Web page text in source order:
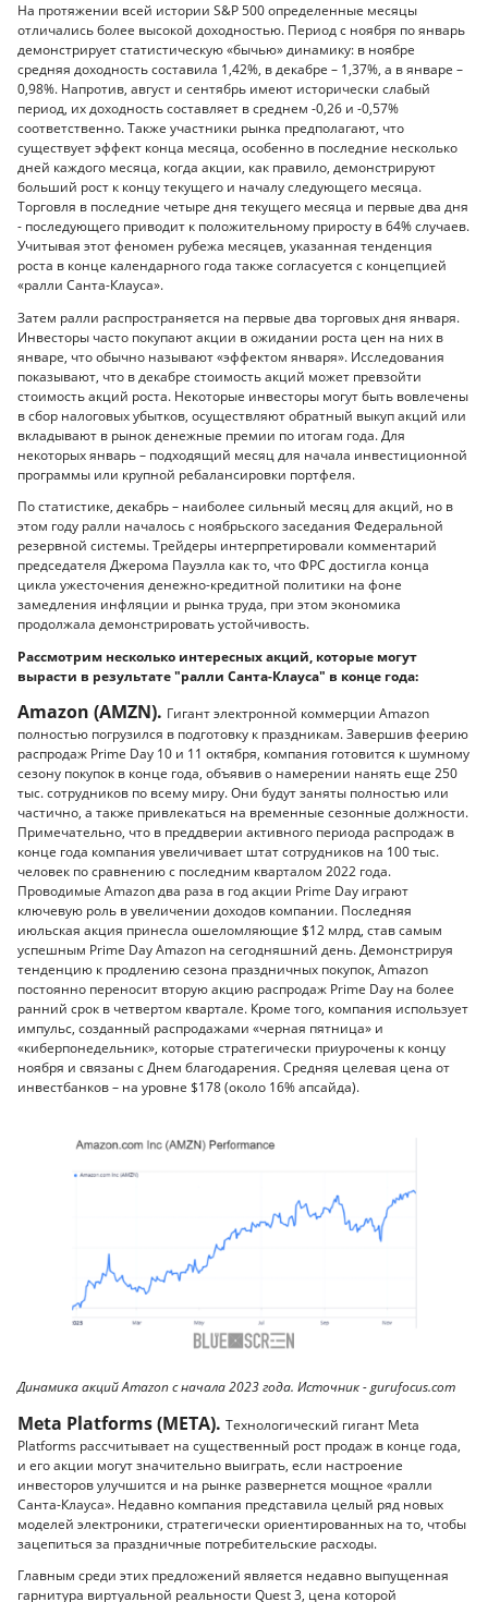
На протяжении всей истории S&P 500 определенные месяцы
отличались более высокой доходностью. Период с ноября по январь
демонстрирует статистическую «бычью» динамику: в ноябре
средняя доходность составила 1,42%, в декабре – 1,37%, а в январе –
0,98%. Напротив, август и сентябрь имеют исторически слабый
период, их доходность составляет в среднем -0,26 и -0,57%
соответственно. Также участники рынка предполагают, что
существует эффект конца месяца, особенно в последние несколько
дней каждого месяца, когда акции, как правило, демонстрируют
больший рост к концу текущего и началу следующего месяца.
Торговля в последние четыре дня текущего месяца и первые два дня
- последующего приводит к положительному приросту в 64% случаев.
Учитывая этот феномен рубежа месяцев, указанная тенденция
роста в конце календарного года также согласуется с концепцией
«ралли Санта-Клауса».
Затем ралли распространяется на первые два торговых дня января.
Инвесторы часто покупают акции в ожидании роста цен на них в
январе, что обычно называют «эффектом января». Исследования
показывают, что в декабре стоимость акций может превзойти
стоимость акций роста. Некоторые инвесторы могут быть вовлечены
в сбор налоговых убытков, осуществляют обратный выкуп акций или
вкладывают в рынок денежные премии по итогам года. Для
некоторых январь – подходящий месяц для начала инвестиционной
программы или крупной ребалансировки портфеля.
По статистике, декабрь – наиболее сильный месяц для акций, но в
этом году ралли началось с ноябрьского заседания Федеральной
резервной системы. Трейдеры интерпретировали комментарий
председателя Джерома Пауэлла как то, что ФРС достигла конца
цикла ужесточения денежно-кредитной политики на фоне
замедления инфляции и рынка труда, при этом экономика
продолжала демонстрировать устойчивость.
Рассмотрим несколько интересных акций, которые могут
вырасти в результате "ралли Санта-Клауса" в конце года:
Amazon (AMZN). Гигант электронной коммерции Amazon
полностью погрузился в подготовку к праздникам. Завершив феерию
распродаж Prime Day 10 и 11 октября, компания готовится к шумному
сезону покупок в конце года, объявив о намерении нанять еще 250
тыс. сотрудников по всему миру. Они будут заняты полностью или
частично, а также привлекаться на временные сезонные должности.
Примечательно, что в преддверии активного периода распродаж в
конце года компания увеличивает штат сотрудников на 100 тыс.
человек по сравнению с последним кварталом 2022 года.
Проводимые Amazon два раза в год акции Prime Day играют
ключевую роль в увеличении доходов компании. Последняя
июльская акция принесла ошеломляющие $12 млрд, став самым
успешным Prime Day Amazon на сегодняшний день. Демонстрируя
тенденцию к продлению сезона праздничных покупок, Amazon
постоянно переносит вторую акцию распродаж Prime Day на более
ранний срок в четвертом квартале. Кроме того, компания использует
импульс, созданный распродажами «черная пятница» и
«киберпонедельник», которые стратегически приурочены к концу
ноября и связаны с Днем благодарения. Средняя целевая цена от
инвестбанков – на уровне $178 (около 16% апсайда).
Динамика акций Amazon с начала 2023 года. Источник - gurufocus.com
Meta Platforms (META). Технологический гигант Meta
Platforms рассчитывает на существенный рост продаж в конце года,
и его акции могут значительно выиграть, если настроение
инвесторов улучшится и на рынке развернется мощное «ралли
Санта-Клауса». Недавно компания представила целый ряд новых
моделей электроники, стратегически ориентированных на то, чтобы
зацепиться за праздничные потребительские расходы.
Главным среди этих предложений является недавно выпущенная
гарнитура виртуальной реальности Quest 3, цена которой